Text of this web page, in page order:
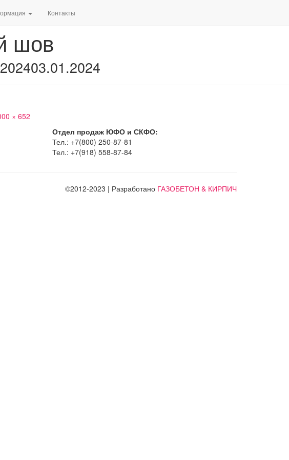
Контакты
шов
03.01.2024
× 652
Отдел продаж ЮФО и СКФО:
Тел.: +7(800) 250-87-81
Тел.: +7(918) 558-87-84
©2012-2023 | Разработано ГАЗОБЕТОН & КИРПИЧ